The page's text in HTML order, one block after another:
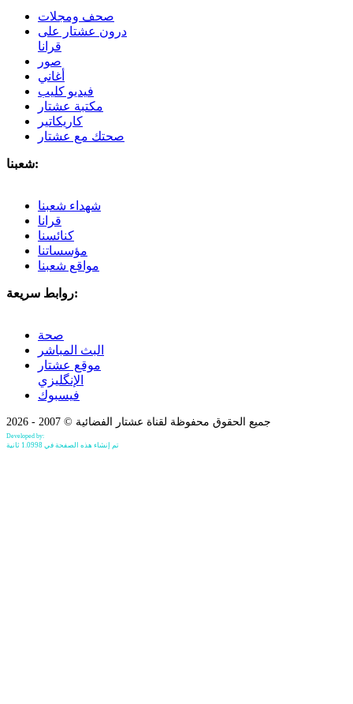
صحف ومجلات
درون عشتار على
قرانا
صور
أغاني
فيديو كليب
مكتبة عشتار
كاريكاتير
صحتك مع عشتار
شعبنا:
شهداء شعبنا
قرانا
كنائسنا
مؤسساتنا
مواقع شعبنا
روابط سريعة:
صحة
البث المباشر
موقع عشتار
الإنگليزي
فيسبوك
جميع الحقوق محفوظة لقناة عشتار الفضائية © 2007 - 2026
Developed by:
تم إنشاء هذه الصفحة في 1.0998 ثانية